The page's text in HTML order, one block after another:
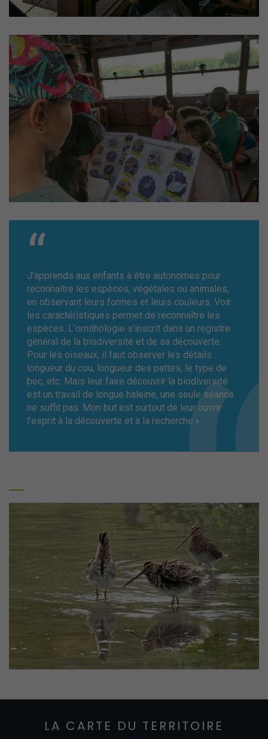
J'apprends aux enfants à être autonomes pour
reconnaître les espèces, végétales ou animales,
en observant leurs formes et leurs couleurs. Voir
les caractéristiques permet de reconnaître les
espèces. L'ornithologie s'inscrit dans un registre
général de la biodiversité et de sa découverte.
Pour les oiseaux, il faut observer les détails :
longueur du cou, longueur des pattes, le type de
bec, etc. Mais leur faire découvrir la biodiversité
est un travail de longue haleine, une seule séance
ne suffit pas. Mon but est surtout de leur ouvrir
l'esprit à la découverte et à la recherche.»
LA CARTE DU TERRITOIRE